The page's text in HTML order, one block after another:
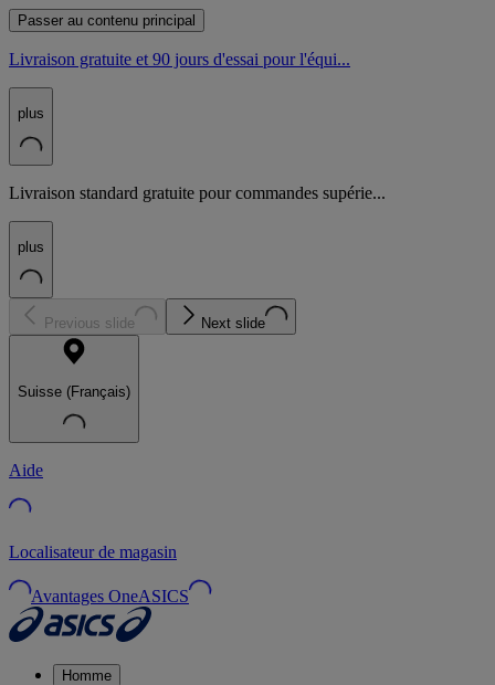
Passer au contenu principal
Livraison gratuite et 90 jours d'essai pour l'équi...
plus
Livraison standard gratuite pour commandes supérie...
plus
Previous slide Next slide
Suisse (Français)
Aide
Localisateur de magasin
Avantages OneASICS
Homme